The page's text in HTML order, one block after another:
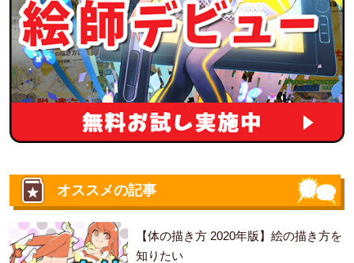
オススメの記事
【体の描き方 2020年版】絵の描き方を
知りたい